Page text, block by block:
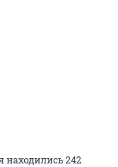
находились 242